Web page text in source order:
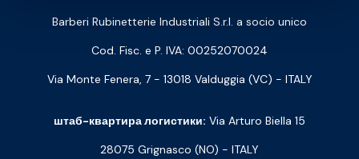
Barberi Rubinetterie Industriali S.r.l. a socio unico
Cod. Fisc. e P. IVA: 00252070024
Via Monte Fenera, 7 - 13018 Valduggia (VC) - ITALY
штаб-квартира логистики: Via Arturo Biella 15
28075 Grignasco (NO) - ITALY